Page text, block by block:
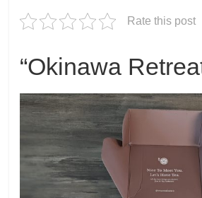
Rate this post
“Okinawa